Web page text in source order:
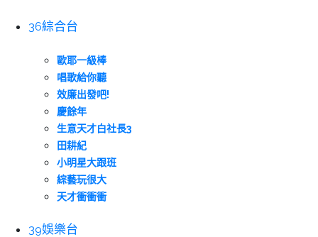
36綜合台
歐耶一級棒
唱歌給你聽
效廉出發吧!
慶餘年
生意天才白社長3
田耕紀
小明星大跟班
綜藝玩很大
天才衝衝衝
39娛樂台